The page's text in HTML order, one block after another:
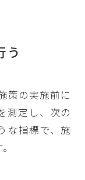
う
策の実施前に
測定し、次の
な指標で、施